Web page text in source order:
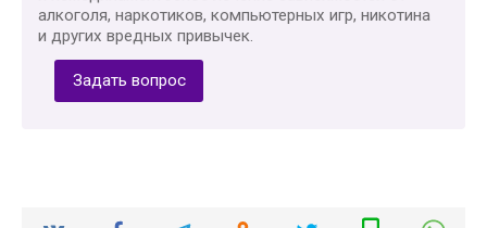
алкоголя, наркотиков, компьютерных игр, никотина
и других вредных привычек.
Задать вопрос